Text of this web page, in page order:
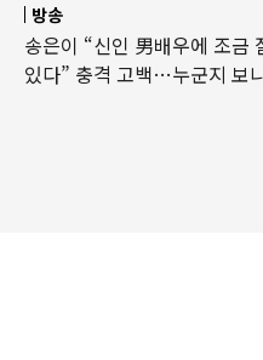
방송
송은이 “신인 男배우에 조금
있다” 충격 고백…누군지 보